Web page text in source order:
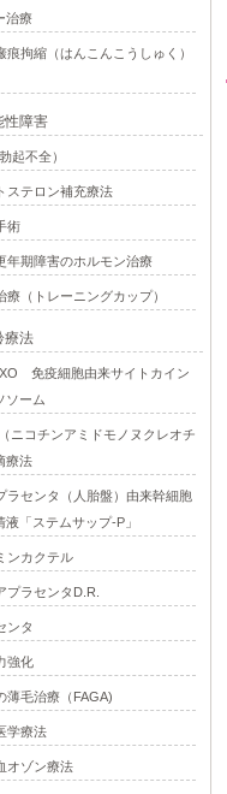
わきが（腋臭症）切開
剪除手術/にしやま形成
外科皮フ科クリニック
（名古屋栄3丁目）
2019-05-02 2025-09-04
治療
痕拘縮（はんこんこうしゅく）
性障害
起不全）
ステロン補充療法
術
年期障害のホルモン治療
療（トレーニングカップ）
療法
免疫細胞由来サイトカイン
ソーム
ニコチンアミドモノヌクレオチ
療法
ラセンタ（人胎盤）由来幹細胞
液「ステムサップ-P」
ンカクテル
プラセンタD.R.
ンタ
強化
薄毛治療（FAGA)
学療法
オゾン療法